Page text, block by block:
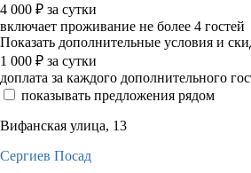
4 000 ₽ за сутки
включает проживание не более 4 гостей
Показать дополнительные условия и
1 000 ₽ за сутки
доплата за каждого дополнительного
показывать предложения рядом
Вифанская улица, 13
Сергиев Посад